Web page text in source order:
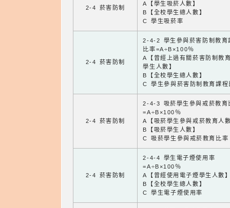
2-4 菸害防制
A【學生吸菸人數】
B【全校學生總人數】
C 學生吸菸率
2-4 菸害防制
2-4-2 學生參與菸害防制教育
比率=A÷B×100％
A【曾經上過有關菸害防制教
學生人數】
B【全校學生總人數】
C 學生參與菸害防制教育課程
2-4 菸害防制
2-4-3 吸菸學生參與戒菸教育
=A÷B×100％
A【吸菸學生參與戒菸教育人
B【吸菸學生人數】
C 吸菸學生參與戒菸教育比率
2-4 菸害防制
2-4-4 學生電子煙使用率
=A÷B×100％
A【曾經使用電子煙學生人數
B【全校學生總人數】
C 學生電子煙使用率